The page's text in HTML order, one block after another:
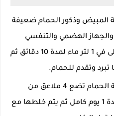
المبيض وذكور الحمام ضعيفة
والجهاز الهضمي والتنفسي
تضع 2 ملعقة من الحلبة تغلى في 1 لتر ماء لمدة 10 دقائق ثم
لعلاج الديدان وفتح شهية الحمام تضع 4 ملاعق من
الحلبة وتترك في 1 لتر ماء لمدة 1 يوم كامل ثم يتم خلطها مع